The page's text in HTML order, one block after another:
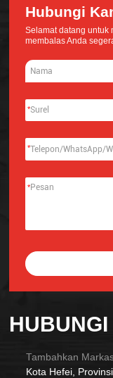
Tambahkan
Kota Hefei,
Hubungi
Selamat datang untuk
membalas Anda
*
*
*